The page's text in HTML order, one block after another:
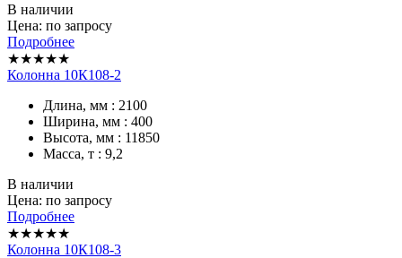
В наличии
Цена: по запросу
Подробнее
★★★★★
Колонна 10К108-2
Длина, мм : 2100
Ширина, мм : 400
Высота, мм : 11850
Масса, т : 9,2
В наличии
Цена: по запросу
Подробнее
★★★★★
Колонна 10К108-3